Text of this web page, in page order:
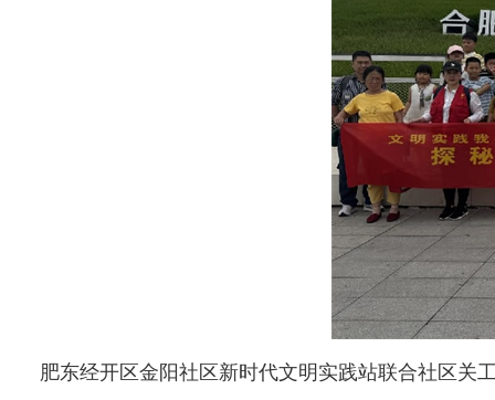
肥东经开区金阳社区新时代文明实践站联合社区关